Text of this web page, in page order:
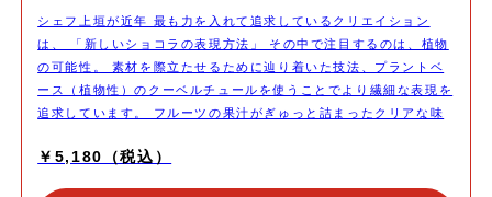
シェフ上垣が近年 最も力を入れて追求しているクリエイション
は、 「新しいショコラの表現方法」 その中で注目するのは、植物
の可能性。 素材を際立たせるために辿り着いた技法、プラントベ
ース（植物性）のクーベルチュールを使うことでより繊細な表現を
追求しています。 フルーツの果汁がぎゅっと詰まったクリアな味
ョコラの世界コンテストICAで受賞した4種類もラインナップして
￥5,180（税込）